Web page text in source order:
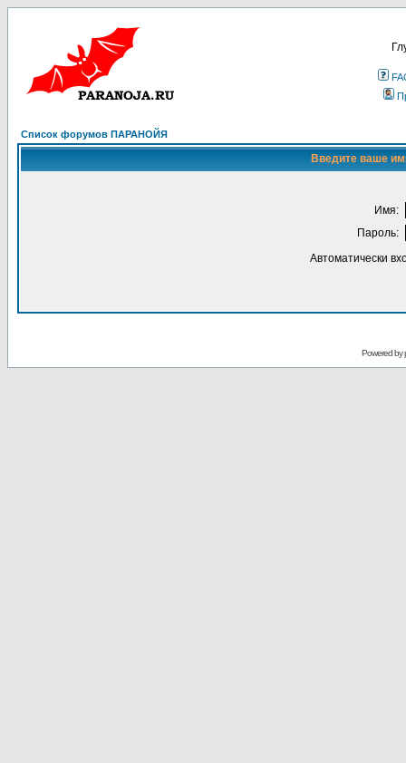
Список форумов ПАРАНОЙЯ
Введите ваше
Имя:
Пароль:
Автоматически
Powered by